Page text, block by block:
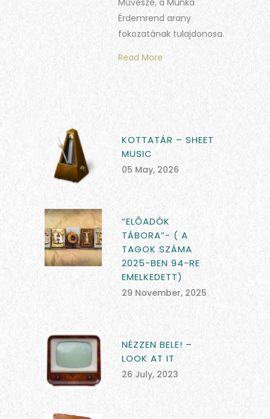
Művésze, a Munka
Érdemrend arany
fokozatának tulajdonosa.
Read More
KOTTATÁR – SHEET
MUSIC
05 May, 2026
“ELŐADÓK
TÁBORA”- ( A
TAGOK SZÁMA
2025-BEN 94-RE
EMELKEDETT)
29 November, 2025
NÉZZEN BELE! –
LOOK AT IT
26 July, 2023